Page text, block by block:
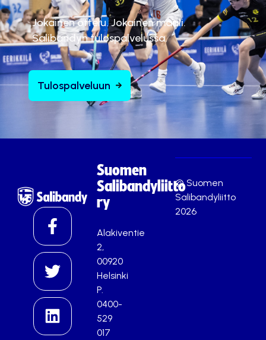
Jokainen ottelu. Jokainen maali.
Salibandyn tulospalvelussa.
Tulospalveluun
Suomen
Salibandyliitto
ry
Alakiventie
2,
00920
Helsinki
P.
0400-
529
017
© Suomen
Salibandyliitto
2026